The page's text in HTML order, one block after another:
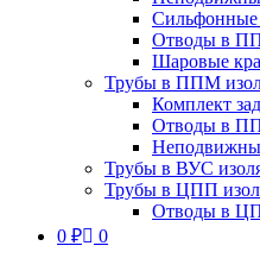
Отводы в
Шаровые
Трубы в ППМ
Комплект
Отводы в
Трубы в ВУС
Трубы в ЦПП
Отводы в
0 ₽ 0